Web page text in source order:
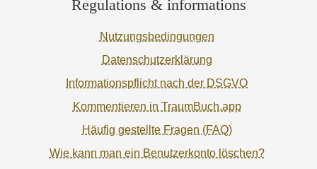
Regulations & informations
Nutzungsbedingungen
Datenschutzerklärung
Informationspflicht nach der DSGVO
Kommentieren in TraumBuch.app
Häufig gestellte Fragen (FAQ)
Wie kann man ein Benutzerkonto löschen?